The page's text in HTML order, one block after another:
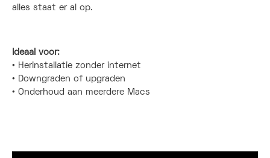
alles staat er al op.
Ideaal voor:
• Herinstallatie zonder internet
• Downgraden of upgraden
• Onderhoud aan meerdere Macs